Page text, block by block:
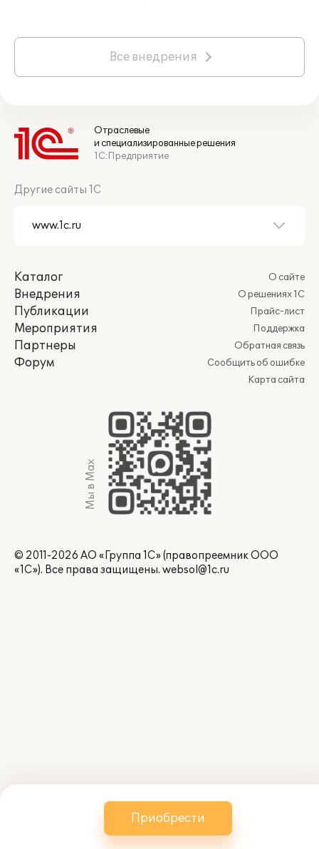
Приобрести
Все внедрения
Отраслевые
и специализированные решения
1С:Предприятие
Другие сайты 1С
Каталог
Внедрения
Публикации
Мероприятия
Партнеры
Форум
О сайте
О решениях 1С
Прайс-лист
Поддержка
Обратная связь
Сообщить об ошибке
Карта сайта
Мы в Max
© 2011-2026 АО «Группа 1С» (правопреемник ООО
«1С»). Все права защищены. websol@1c.ru